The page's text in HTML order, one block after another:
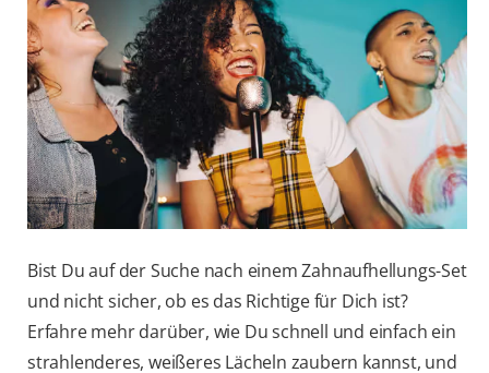
FÜR FACHKREISE
COLGATE® MARKENSHOP
AT (DE)
Bist Du auf der Suche nach einem Zahnaufhellungs-Set
und nicht sicher, ob es das Richtige für Dich ist?
Erfahre mehr darüber, wie Du schnell und einfach ein
strahlenderes, weißeres Lächeln zaubern kannst, und